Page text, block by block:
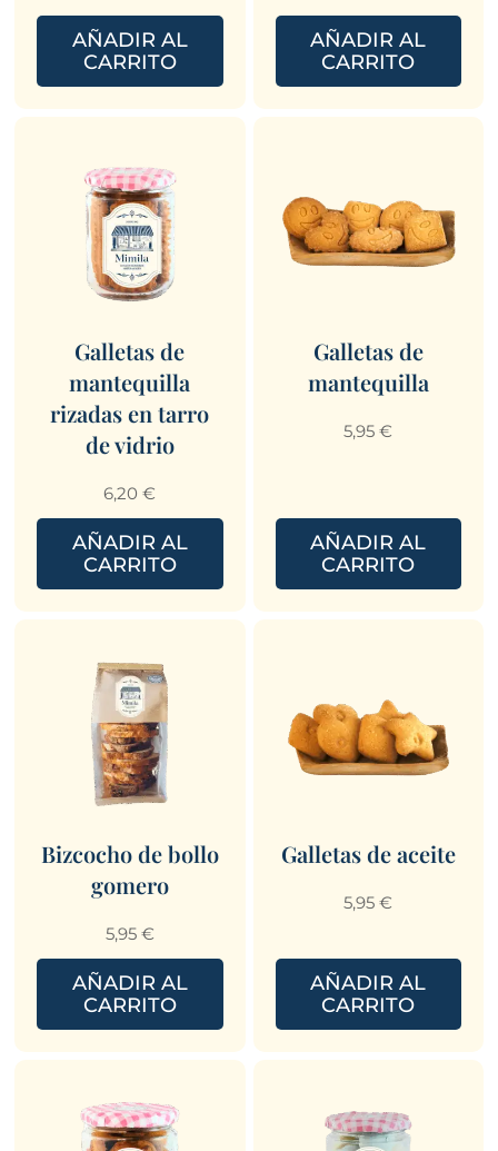
AÑADIR AL
CARRITO
AÑADIR AL
CARRITO
Galletas de
mantequilla
rizadas en tarro
de vidrio
6,20€
AÑADIR AL
CARRITO
Galletas de
mantequilla
5,95€
AÑADIR AL
CARRITO
Bizcocho de bollo
gomero
5,95 €
AÑADIR AL
CARRITO
Galletas de aceite
5,95€
AÑADIR AL
CARRITO